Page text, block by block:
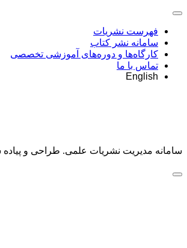
فهرست نشریات
سامانه نشر کتاب
کارگاه‌ها و دوره‌های آموزشی تخصصی
تماس با ما
English
سامانه مدیریت نشریات علمی. طراحی و پیاده